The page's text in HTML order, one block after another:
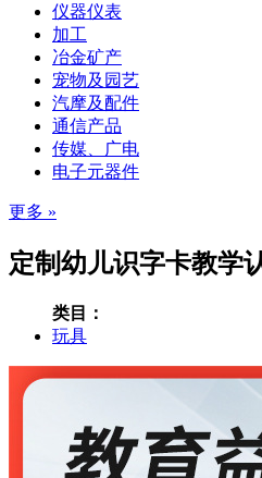
仪器仪表
加工
冶金矿产
宠物及园艺
汽摩及配件
通信产品
传媒、广电
电子元器件
更多 »
定制幼儿识字卡教学
类目：
玩具